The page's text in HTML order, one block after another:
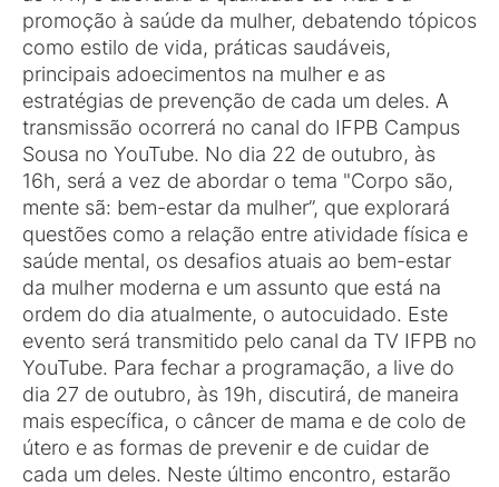
promoção à saúde da mulher, debatendo tópicos
como estilo de vida, práticas saudáveis,
principais adoecimentos na mulher e as
estratégias de prevenção de cada um deles. A
transmissão ocorrerá no canal do IFPB Campus
Sousa no YouTube. No dia 22 de outubro, às
16h, será a vez de abordar o tema "Corpo são,
mente sã: bem-estar da mulher”, que explorará
questões como a relação entre atividade física e
saúde mental, os desafios atuais ao bem-estar
da mulher moderna e um assunto que está na
ordem do dia atualmente, o autocuidado. Este
evento será transmitido pelo canal da TV IFPB no
YouTube. Para fechar a programação, a live do
dia 27 de outubro, às 19h, discutirá, de maneira
mais específica, o câncer de mama e de colo de
útero e as formas de prevenir e de cuidar de
cada um deles. Neste último encontro, estarão